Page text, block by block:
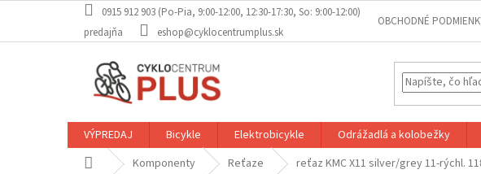
obsah
0915 912 903 (Po-Pia, 9:00-12:00, 12:30-17:30, So: 9:00-12:00)
predajňa
eshop@cyklocentrumplus.sk
OBCHODNÉ
VÝPREDAJ Bicykle Elektrobicykle Odrážadlá a kolobežky
DomovKomponenty Reťaze reťaz KMC X11 silver/grey 11-rýchl.